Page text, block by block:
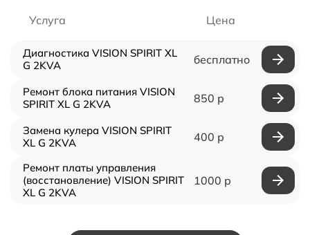
Услуга Цена
Диагностика VISION SPIRIT XL
G 2KVA
бесплатно
Ремонт блока питания VISION
SPIRIT XL G 2KVA
850 р
Замена кулера VISION SPIRIT
XL G 2KVA
400 р
Ремонт платы управления
(восстановление) VISION SPIRIT
XL G 2KVA
1000 р